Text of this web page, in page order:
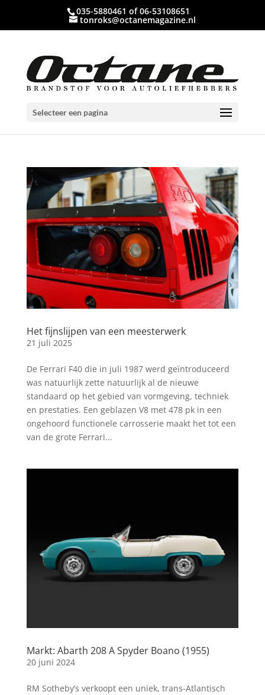
035-5880461 of 06-53108651
tonroks@octanemagazine.nl
Selecteer een pagina
Het fijnslijpen van een meesterwerk
21 juli 2025
De Ferrari F40 die in juli 1987 werd geïntroduceerd
was natuurlijk zette natuurlijk al de nieuwe
standaard op het gebied van vormgeving, techniek
en prestaties. Een geblazen V8 met 478 pk in een
ongehoord functionele carrosserie maakt het tot een
van de grote Ferrari...
Markt: Abarth 208 A Spyder Boano (1955)
20 juni 2024
RM Sotheby’s verkoopt een uniek, trans-Atlantisch